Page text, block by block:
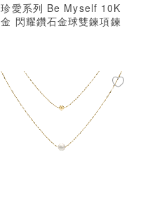
珍愛系列 Be Myself 10K
金 閃耀鑽石金球雙鍊項鍊